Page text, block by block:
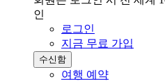
인
로그인
지금 무료 가입
수신함
여행 예약